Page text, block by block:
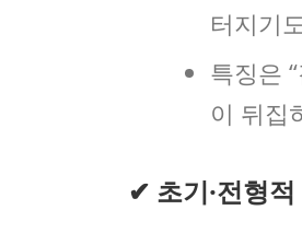
터지기
특징은
이 뒤집
✔ 초기·전형